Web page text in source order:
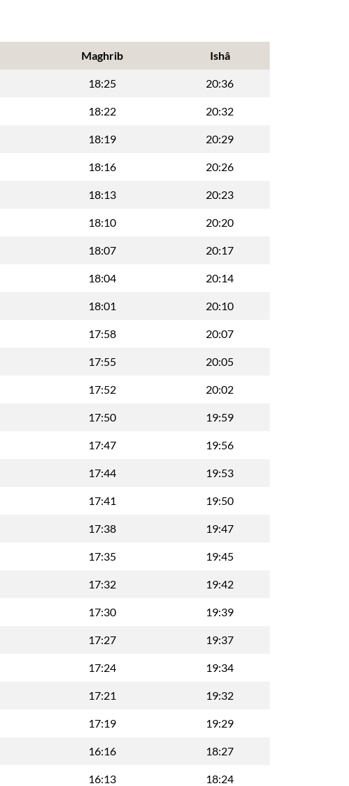
Maghrib Ishâ
18:25 20:36
18:22 20:32
18:19 20:29
18:16 20:26
18:13 20:23
18:10 20:20
18:07 20:17
18:04 20:14
18:01 20:10
17:58 20:07
17:55 20:05
17:52 20:02
17:50 19:59
17:47 19:56
17:44 19:53
17:41 19:50
17:38 19:47
17:35 19:45
17:32 19:42
17:30 19:39
17:27 19:37
17:24 19:34
17:21 19:32
17:19 19:29
16:16 18:27
16:13 18:24